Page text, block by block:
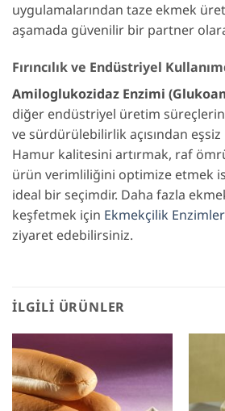
uygulamalarından taze ekmek
aşamada güvenilir bir partner
Fırıncılık ve Endüstriyel
Amiloglukozidaz Enzimi
diğer endüstriyel üretim
ve sürdürülebilirlik açısından
Hamur kalitesini artırmak, raf
ürün verimliliğini optimize etmek
ideal bir seçimdir. Daha fazla
keşfetmek için Ekmekçilik
ziyaret edebilirsiniz.
İLGILI ÜRÜNLER